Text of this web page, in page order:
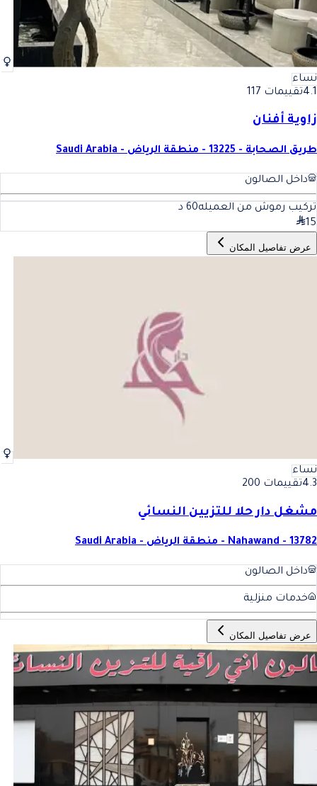
نساء
4.1تقييمات 117
زاوية أفنان
طريق الصحابة - 13225 - منطقة الرياض - Saudi Arabia
داخل الصالون
تركيب رموش من العميله60 د
15
عرض تفاصيل المكان
نساء
4.3تقييمات 200
مشغل دار حلا للتزيين النسائي
Nahawand - 13782 - منطقة الرياض - Saudi Arabia
داخل الصالون
خدمات منزلية
عرض تفاصيل المكان